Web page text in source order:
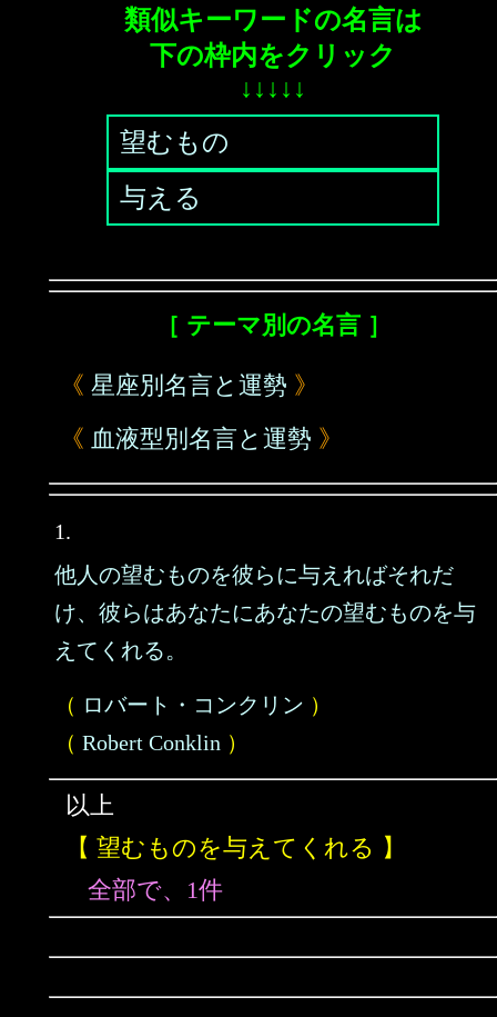
類似キーワードの名言は
下の枠内をクリック
↓↓↓↓↓
望むもの
与える
［ テーマ別の名言 ］
《 星座別名言と運勢 》
《 血液型別名言と運勢 》
1.
他人の望むものを彼らに与えればそれだ
け、彼らはあなたにあなたの望むものを与
えてくれる。
（ ロバート・コンクリン ）
（ Robert Conklin ）
以上
【 望むものを与えてくれる 】
全部で、1件